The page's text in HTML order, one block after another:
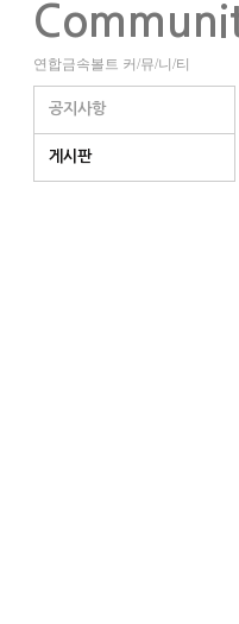
연합금속볼트 커/뮤/니/티
공지사항
게시판